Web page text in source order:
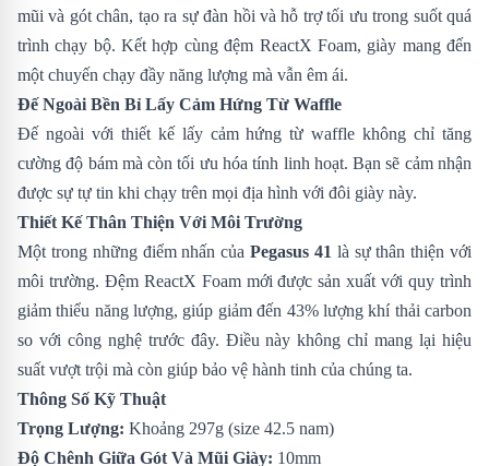
mũi và gót chân, tạo ra sự đàn hồi và hỗ trợ tối ưu trong suốt quá
trình chạy bộ. Kết hợp cùng đệm ReactX Foam, giày mang đến
một chuyến chạy đầy năng lượng mà vẫn êm ái.
Đế Ngoài Bền Bỉ Lấy Cảm Hứng Từ Waffle
Đế ngoài với thiết kế lấy cảm hứng từ waffle không chỉ tăng
cường độ bám mà còn tối ưu hóa tính linh hoạt. Bạn sẽ cảm nhận
được sự tự tin khi chạy trên mọi địa hình với đôi giày này.
Thiết Kế Thân Thiện Với Môi Trường
Một trong những điểm nhấn của Pegasus 41 là sự thân thiện với
môi trường. Đệm ReactX Foam mới được sản xuất với quy trình
giảm thiểu năng lượng, giúp giảm đến 43% lượng khí thải carbon
so với công nghệ trước đây. Điều này không chỉ mang lại hiệu
suất vượt trội mà còn giúp bảo vệ hành tinh của chúng ta.
Thông Số Kỹ Thuật
Trọng Lượng: Khoảng 297g (size 42.5 nam)
Độ Chênh Giữa Gót Và Mũi Giày: 10mm